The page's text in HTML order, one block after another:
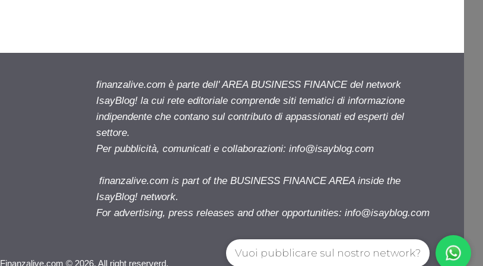
finanzalive.com è parte dell' AREA BUSINESS FINANCE del network
IsayBlog! la cui rete editoriale comprende siti tematici di informazione
indipendente che contano sul contributo di appassionati ed esperti del
settore.
Per pubblicità, comunicati e collaborazioni: info@isayblog.com
finanzalive.com is part of the BUSINESS FINANCE AREA inside the
IsayBlog! network.
For advertising, press releases and other opportunities: info@isayblog.com
Finanzalive.com © 2026. All right reserverd.
Vuoi pubblicare sul nostro network?